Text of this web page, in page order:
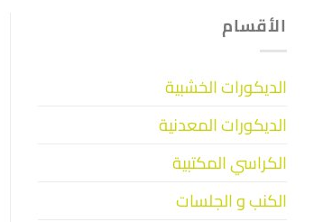
الأقسام
الديكورات الخشبية
الديكورات المعدنية
الكراسي المكتبية
الكنب و الجلسات